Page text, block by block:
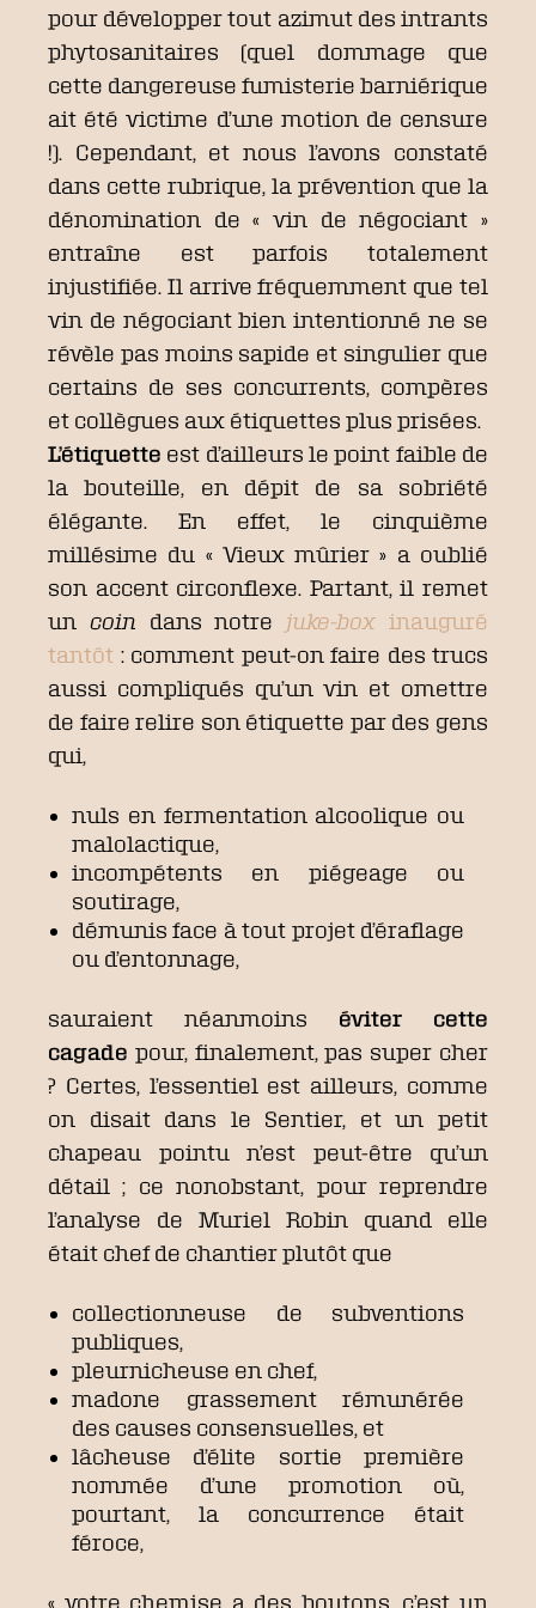
pour développer tout azimut des intrants
phytosanitaires (quel dommage que
cette dangereuse fumisterie barniérique
ait été victime d’une motion de censure
!). Cependant, et nous l’avons constaté
dans cette rubrique, la prévention que la
dénomination de « vin de négociant »
entraîne est parfois totalement
injustifiée. Il arrive fréquemment que tel
vin de négociant bien intentionné ne se
révèle pas moins sapide et singulier que
certains de ses concurrents, compères
et collègues aux étiquettes plus prisées.
L’étiquette est d’ailleurs le point faible de
la bouteille, en dépit de sa sobriété
élégante. En effet, le cinquième
millésime du « Vieux mûrier » a oublié
son accent circonflexe. Partant, il remet
un coin dans notre juke-box inauguré
tantôt : comment peut-on faire des trucs
aussi compliqués qu’un vin et omettre
de faire relire son étiquette par des gens
qui,
nuls en fermentation alcoolique ou
malolactique,
incompétents en piégeage ou
soutirage,
démunis face à tout projet d’éraflage
ou d’entonnage,
sauraient néanmoins éviter cette
cagade pour, finalement, pas super cher
? Certes, l’essentiel est ailleurs, comme
on disait dans le Sentier, et un petit
chapeau pointu n’est peut-être qu’un
détail ; ce nonobstant, pour reprendre
l’analyse de Muriel Robin quand elle
était chef de chantier plutôt que
collectionneuse de subventions
publiques,
pleurnicheuse en chef,
madone grassement rémunérée
des causes consensuelles, et
lâcheuse d’élite sortie première
nommée d’une promotion où,
pourtant, la concurrence était
féroce,
« votre chemise a des boutons, c’est un